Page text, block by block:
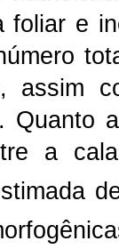
foliar e
assim
Quanto
a